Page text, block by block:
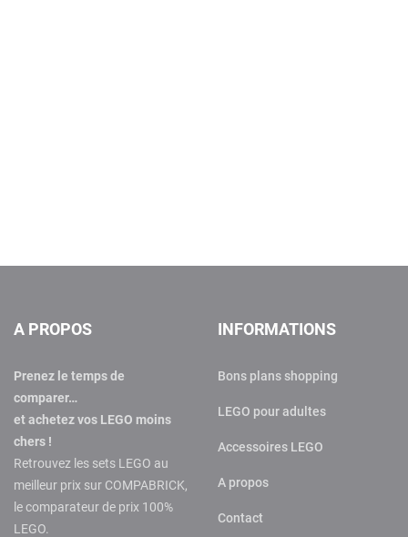
A PROPOS
Prenez le temps de
comparer…
et achetez vos LEGO moins
chers !
Retrouvez les sets LEGO au
meilleur prix sur COMPABRICK,
le comparateur de prix 100%
LEGO.
INFORMATIONS
Bons plans shopping
LEGO pour adultes
Accessoires LEGO
A propos
Contact